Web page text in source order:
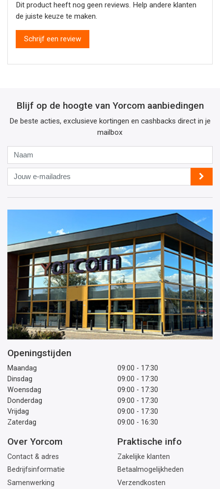
Dit product heeft nog geen reviews. Help andere klanten
de juiste keuze te maken.
Schrijf een review
Blijf op de hoogte van Yorcom aanbiedingen
De beste acties, exclusieve kortingen en cashbacks direct in je
mailbox
Jouw
e-
mailadres
Openingstijden
Maandag
09:00 - 17:30
Dinsdag
09:00 - 17:30
Woensdag
09:00 - 17:30
Donderdag
09:00 - 17:30
Vrijdag
09:00 - 17:30
Zaterdag
09:00 - 16:30
Over Yorcom
Contact & adres
Bedrijfsinformatie
Samenwerking
Praktische info
Zakelijke klanten
Betaalmogelijkheden
Verzendkosten